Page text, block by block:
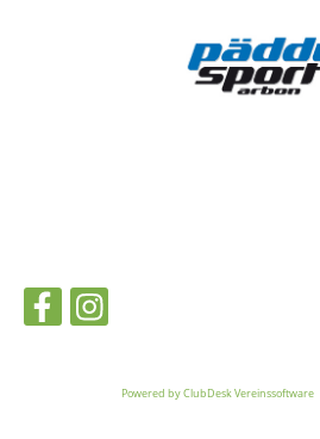
Powered by ClubDesk Vereinssoftware